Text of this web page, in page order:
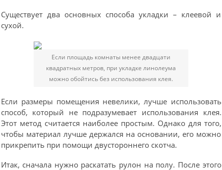
Существует два основных способа укладки – клеевой и
сухой.
Если площадь комнаты менее двадцати
квадратных метров, при укладке линолеума
можно обойтись без использования клея.
Если размеры помещения невелики, лучше использовать
способ, который не подразумевает использования клея.
Этот метод считается наиболее простым. Однако для того,
чтобы материал лучше держался на основании, его можно
прикрепить при помощи двустороннего скотча.
Итак, сначала нужно раскатать рулон на полу. После этого